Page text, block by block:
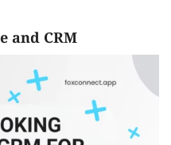
and CRM